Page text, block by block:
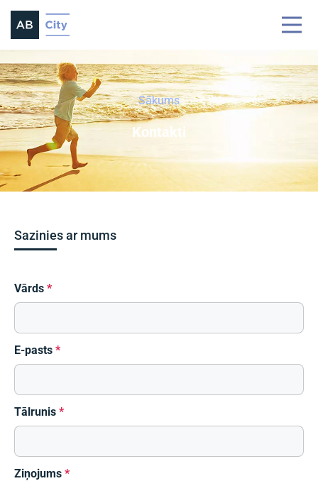
Sākums
Kontakti
Sazinies ar mums
Vārds *
E-pasts *
Tālrunis *
Ziņojums *